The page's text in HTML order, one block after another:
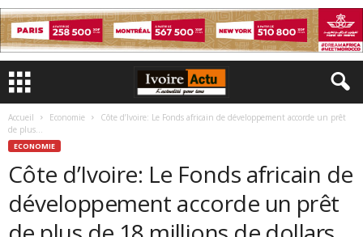
Accueil Economie
Côte d’Ivoire: Le Fonds africain de développement accorde un prêt
de plus...
ECONOMIE
Côte d’Ivoire: Le Fonds africain de
développement accorde un prêt